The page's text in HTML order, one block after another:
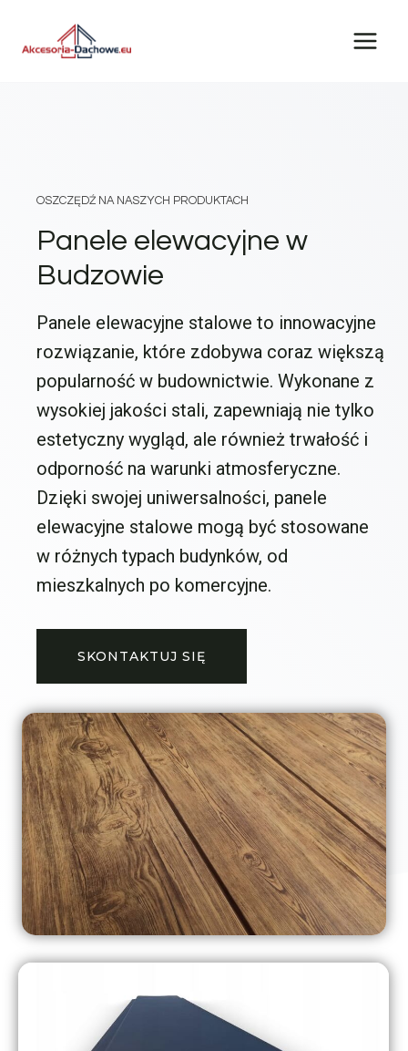
OSZCZĘDŹ NA NASZYCH PRODUKTACH
Panele elewacyjne w
Budzowie
Panele elewacyjne stalowe to innowacyjne
rozwiązanie, które zdobywa coraz większą
popularność w budownictwie. Wykonane z
wysokiej jakości stali, zapewniają nie tylko
estetyczny wygląd, ale również trwałość i
odporność na warunki atmosferyczne.
Dzięki swojej uniwersalności, panele
elewacyjne stalowe mogą być stosowane
w różnych typach budynków, od
mieszkalnych po komercyjne.
SKONTAKTUJ SIĘ